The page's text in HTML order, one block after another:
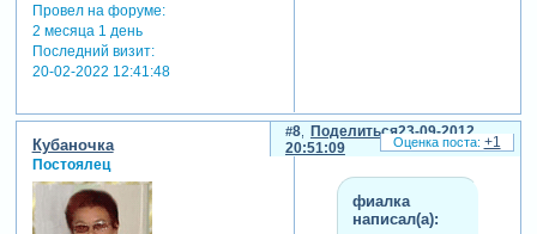
Провел на форуме:
2 месяца 1 день
Последний визит:
20-02-2022 12:41:48
Поделиться
8
23-09-2012
20:51:09
Кубаночка
Постоялец
фиалка
написал(а):
+1